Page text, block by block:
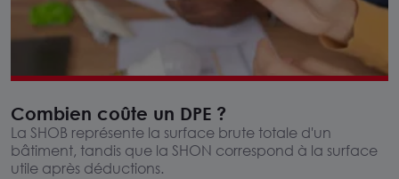
Combien coûte un DPE​ ?
La SHOB représente la surface brute totale d'un
bâtiment, tandis que la SHON correspond à la surface
utile après déductions.